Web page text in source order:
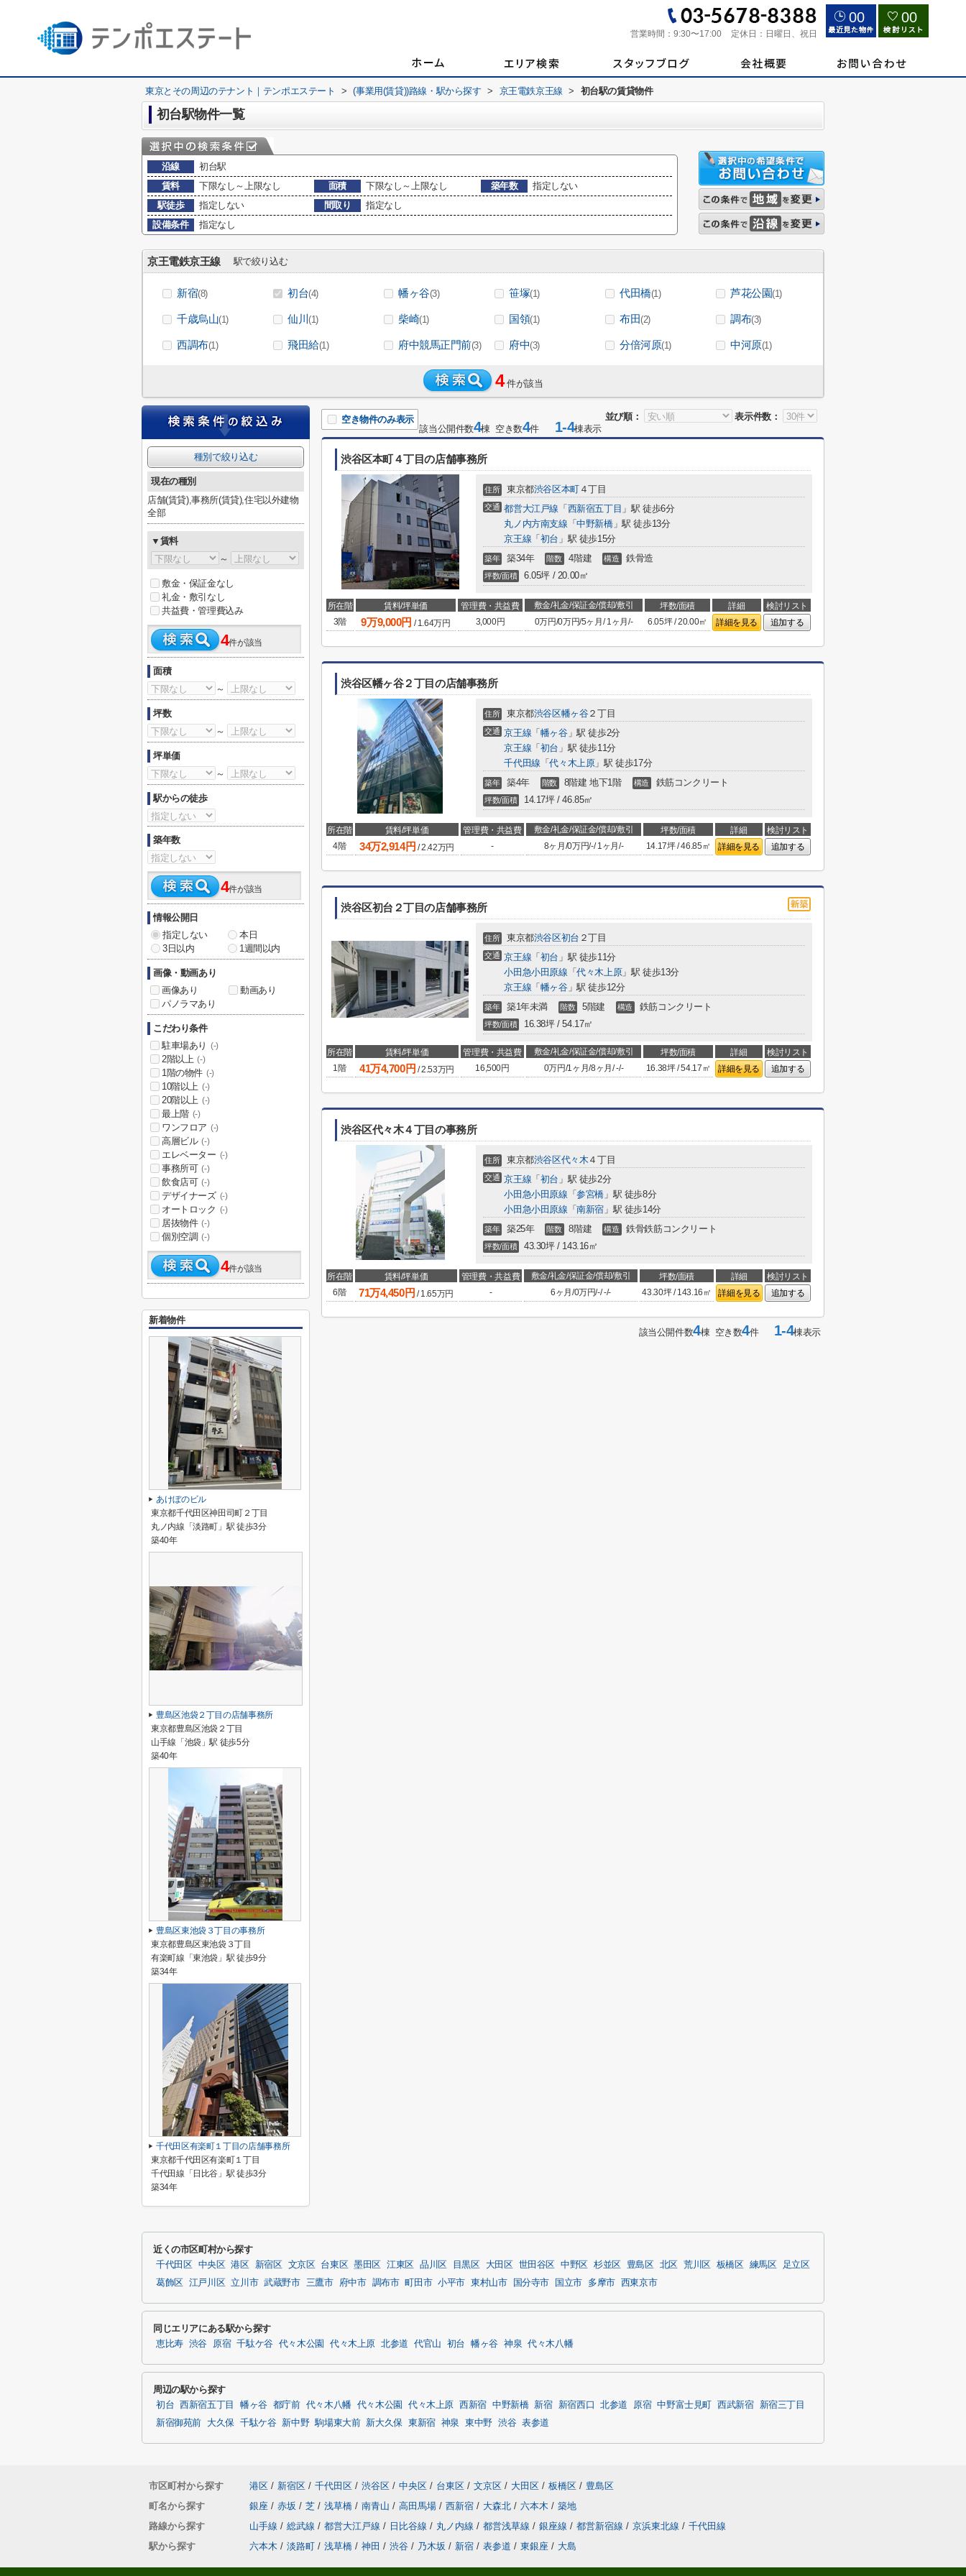
営業時間： 9:30〜17:00 定休日： 日曜日、祝日
00 00
東京とその周辺のテナント｜テンポエステート > (事業用(賃貸))路線・駅から探す > 京王電鉄京王線 > 初台駅の賃貸物件
初台駅物件一覧
沿線
初台駅
賃料
下限なし～上限なし 面積 下限なし～上限なし 築年数
指定しない
駅徒歩
指定しない 間取り
指定なし
設備条件
指定なし
京王電鉄京王線 駅で絞り込む
新宿(8) 初台(4) 幡ヶ谷(3) 笹塚(1) 代田橋(1) 芦花公園(1)
千歳烏山(1) 仙川(1) 柴崎(1) 国領(1) 布田(2) 調布(3)
西調布(1) 飛田給(1) 府中競馬正門前(3) 府中(3) 分倍河原(1) 中河原(1)
4 件が該当
並び順： 表示件数：
空き物件のみ表示
該当公開件数4棟 空き数4件 1-4棟表示
渋谷区本町４丁目の店舗事務所
住所 東京都渋谷区本町４丁目
交通 都営大江戸線 「 西新宿五丁目 」駅 徒歩6分
丸ノ内方南支線 「中野新橋」駅 徒歩13分
京王線 「 初台 」駅 徒歩15分
築年 築34年 階数 4階建 構造 鉄骨造
坪数/面積 6.05坪 / 20.00㎡
所在階 賃料/坪単価 管理費・共益費 敷金/礼金/保証金/償却/敷引 坪数/面積 詳細
検討リスト
3階
9万9,000円 /1.64万円 3,000円 0万円/0万円/5ヶ月 /1ヶ月/- 6.05坪 / 20.00㎡ 詳細を見る 追加する
渋谷区幡ヶ谷２丁目の店舗事務所
住所 東京都渋谷区幡ヶ谷２丁目
交通 京王線 「 幡ヶ谷」駅 徒歩2分
京王線 「 初台 」駅 徒歩11分
千代田線 「代々木上原」駅 徒歩17分
築年 築4年 階数 8階建 地下1階 構造 鉄筋コンクリート
坪数/面積 14.17坪 / 46.85㎡
所在階 賃料/坪単価 管理費・共益費 敷金/礼金/保証金/償却/敷引 坪数/面積 詳細
検討リスト
4階
34万2,914円 /2.42万円 - 8ヶ月 /0万円/-/1ヶ月 /- 14.17坪 / 46.85㎡ 詳細を見る 追加する
渋谷区初台２丁目の店舗事務所
住所 東京都渋谷区初台 ２丁目
交通 京王線 「 初台 」駅 徒歩11分
小田急小田原線 「代々木上原」駅 徒歩13分
京王線 「 幡ヶ谷」駅 徒歩12分
築年 築1年未満 階数 5階建 構造 鉄筋コンクリート
坪数/面積 16.38坪 / 54.17㎡
所在階 賃料/坪単価 管理費・共益費 敷金/礼金/保証金/償却/敷引 坪数/面積 詳細
検討リスト
1階
41万4,700円 /2.53万円 16,500円 0万円/1ヶ月/8ヶ月 /-/- 16.38坪 / 54.17㎡ 詳細を見る 追加する
渋谷区代々木４丁目の事務所
住所 東京都渋谷区代々木 ４丁目
交通 京王線 「 初台 」駅 徒歩2分
小田急小田原線 「参宮橋 」駅 徒歩8分
小田急小田原線 「南新宿 」駅 徒歩14分
築年 築25年 階数 8階建 構造 鉄骨鉄筋コンクリート
坪数/面積 43.30坪 / 143.16㎡
所在階 賃料/坪単価 管理費・共益費 敷金/礼金/保証金/償却/敷引 坪数/面積 詳細
検討リスト
6階
71万4,450円 /1.65万円 - 6ヶ月 /0万円/-/-/- 43.30坪 / 143.16㎡ 詳細を見る 追加する
該当公開件数4棟 空き数4件1-4棟表示
種別で絞り込む
現在の種別
店舗(賃貸),事務所(賃貸),住宅以外建物
全部
▼賃料
～
敷金・保証金なし
礼金・敷引なし
共益費・管理費込み
4件が該当
面積
～
坪数
～
坪単価
～
駅からの徒歩
築年数
4件が該当
情報公開日
指定しない
本日
3日以内
1週間以内
画像・動画あり
画像あり
動画あり
パノラマあり
こだわり条件
駐車場あり
(-)
2階以上 (-)
1階の物件 (-)
10階以上 (-)
20階以上 (-)
最上階 (-)
ワンフロア (-)
高層ビル (-)
エレベーター (-)
事務所可 (-)
飲食店可 (-)
デザイナーズ (-)
オートロック (-)
居抜物件 (-)
個別空調 (-)
4件が該当
新着物件
あけぼのビル
東京都千代田区神田司町２丁目
丸ノ内線「淡路町」駅 徒歩3分
築40年
豊島区池袋２丁目の店舗事務所
東京都豊島区池袋２丁目
山手線「池袋」駅 徒歩5分
築40年
豊島区東池袋３丁目の事務所
東京都豊島区東池袋３丁目
有楽町線「東池袋」駅 徒歩9分
築34年
千代田区有楽町１丁目の店舗事務所
東京都千代田区有楽町１丁目
千代田線「日比谷」駅 徒歩3分
築34年
近くの市区町村から探す
千代田区 中央区 港区 新宿区 文京区 台東区 墨田区 江東区 品川区 目黒区 大田区 世田谷区 中野区 杉並区 豊島区 北区 荒川区 板橋区 練馬区
足立区
葛飾区
江戸川区 立川市 武蔵野市 三鷹市 府中市 調布市 町田市 小平市 東村山市 国分寺市 国立市 多摩市 西東京市
同じエリアにある駅から探す
恵比寿 渋谷 原宿 千駄ケ谷 代々木公園 代々木上原 北参道 代官山 初台 幡ヶ谷 神泉 代々木八幡
周辺の駅から探す
初台 西新宿五丁目 幡ヶ谷 都庁前 代々木八幡 代々木公園 代々木上原 西新宿 中野新橋 新宿 新宿西口 北参道 原宿 中野富士見町 西武新宿
新宿三丁目
新宿御苑前
大久保 千駄ケ谷 新中野 駒場東大前 新大久保 東新宿 神泉 東中野 渋谷 表参道
市区町村から探す 港区 / 新宿区 / 千代田区 / 渋谷区 / 中央区 / 台東区 / 文京区 / 大田区 / 板橋区 / 豊島区
町名から探す
銀座 / 赤坂 / 芝 / 浅草橋 / 南青山 / 高田馬場 / 西新宿 / 大森北 / 六本木 / 築地
路線から探す
山手線 / 総武線 / 都営大江戸線 / 日比谷線 / 丸ノ内線 / 都営浅草線 / 銀座線 / 都営新宿線 / 京浜東北線 / 千代田線
駅から探す
六本木 / 淡路町 / 浅草橋 / 神田 / 渋谷 / 乃木坂 / 新宿 / 表参道 / 東銀座 / 大島